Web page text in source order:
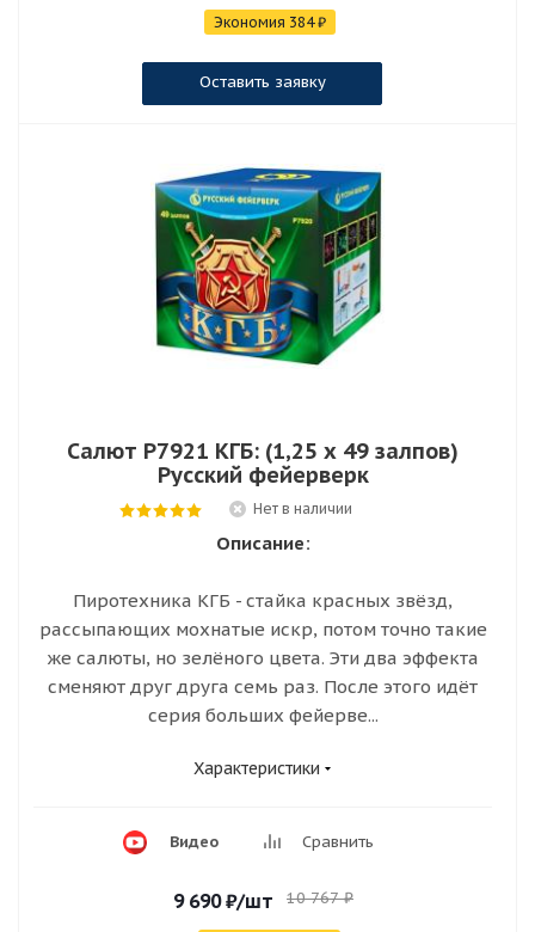
Экономия 384₽
Оставить заявку
Салют Р7921 КГБ: (1,25 х 49 залпов)
Русский фейерверк
Нет в наличии
Описание:
Пиротехника КГБ - стайка красных звёзд,
рассыпающих мохнатые искр, потом точно такие
же салюты, но зелёного цвета. Эти два эффекта
сменяют друг друга семь раз. После этого идёт
серия больших фейерве...
Характеристики
Видео Сравнить
9 690₽/шт 10 767₽